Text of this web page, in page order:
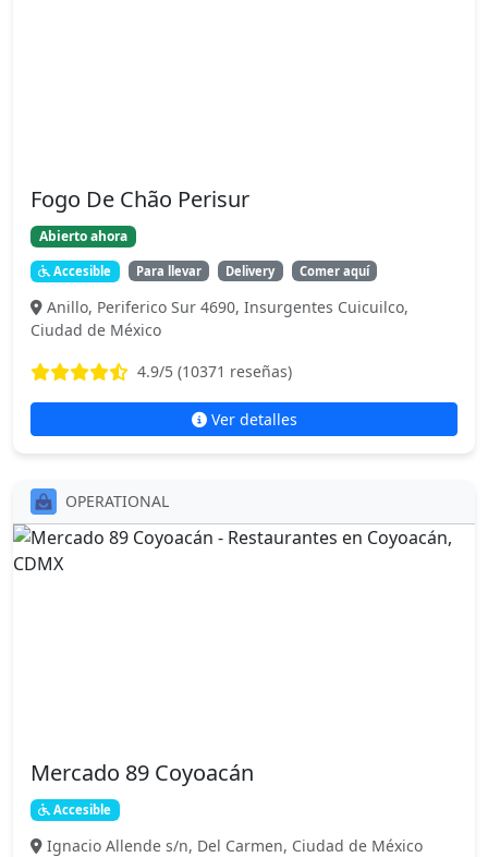
Fogo De Chão Perisur
Abierto ahora
Accesible Para llevar Delivery Comer aquí
Anillo, Periferico Sur 4690, Insurgentes Cuicuilco,
Ciudad de México
4.9/5 (10371 reseñas)
Ver detalles
OPERATIONAL
Mercado 89 Coyoacán
Accesible
Ignacio Allende s/n, Del Carmen, Ciudad de México